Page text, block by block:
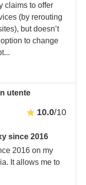
claims to offer
(by rerouting
but doesn’t
to change
utente
10.0/10
since 2016
2016 on my
It allows me to